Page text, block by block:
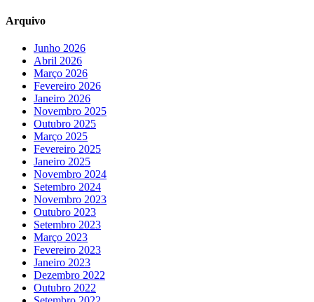
Arquivo
Junho 2026
Abril 2026
Março 2026
Fevereiro 2026
Janeiro 2026
Novembro 2025
Outubro 2025
Março 2025
Fevereiro 2025
Janeiro 2025
Novembro 2024
Setembro 2024
Novembro 2023
Outubro 2023
Setembro 2023
Março 2023
Fevereiro 2023
Janeiro 2023
Dezembro 2022
Outubro 2022